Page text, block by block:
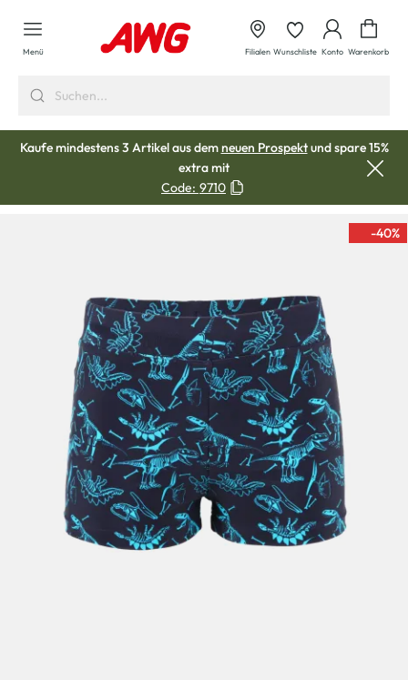
springen
Menü Filialen Wunschliste Konto Warenkorb
Kaufe mindestens 3 Artikel aus demneuen Prospektund spare 15%
extra mit
Code: 9710
-40%